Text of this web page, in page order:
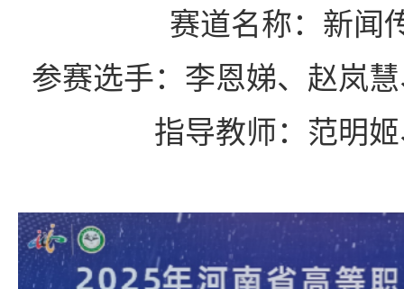
赛道名称： 新闻
参赛选手： 李恩娣、赵岚
指导教师： 范明